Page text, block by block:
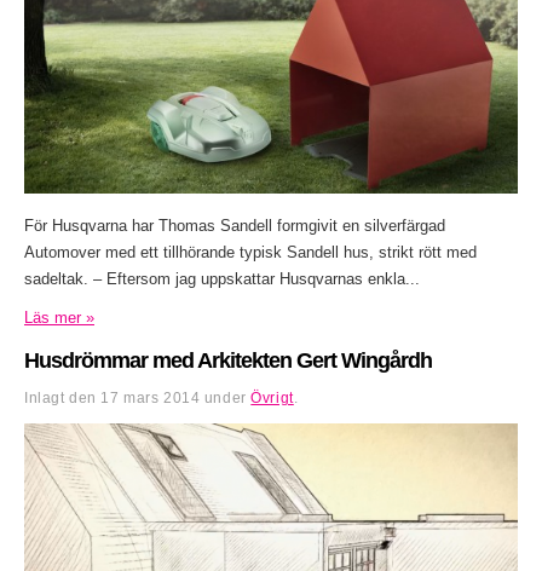
För Husqvarna har Thomas Sandell formgivit en silverfärgad
Automover med ett tillhörande typisk Sandell hus, strikt rött med
sadeltak. – Eftersom jag uppskattar Husqvarnas enkla...
Läs mer »
Husdrömmar med Arkitekten Gert Wingårdh
Inlagt den 17 mars 2014 underÖvrigt.